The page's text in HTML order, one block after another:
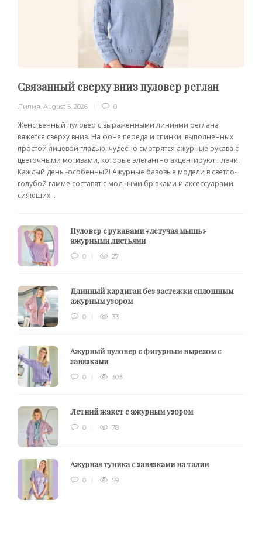
Связанный сверху вниз пуловер реглан
Лилия August 5, 2026 0
Женственный пуловер с выраженными линиями реглана
вяжется сверху вниз. На фоне переда и спинки, выполненных
простой лицевой гладью, чудесно смотрятся ажурные рукава с
цветочными мотивами, которые элегантно акцентируют плечи.
Каждый день -особенный! Ажурные базовые модели в светло-
голубой гамме составят с модными брюками и аксессуарами
сияющих...
Пуловер с рукавами «летучая мышь»
ажурными листьями
0 27
Длинный кардиган без застежки сплошным
ажурным узором
0 33
Ажурный пуловер с фигурным вырезом с
завязками
0 303
Летний жакет с ажурным узором
0 78
Ажурная туника с завязками на талии
0 59